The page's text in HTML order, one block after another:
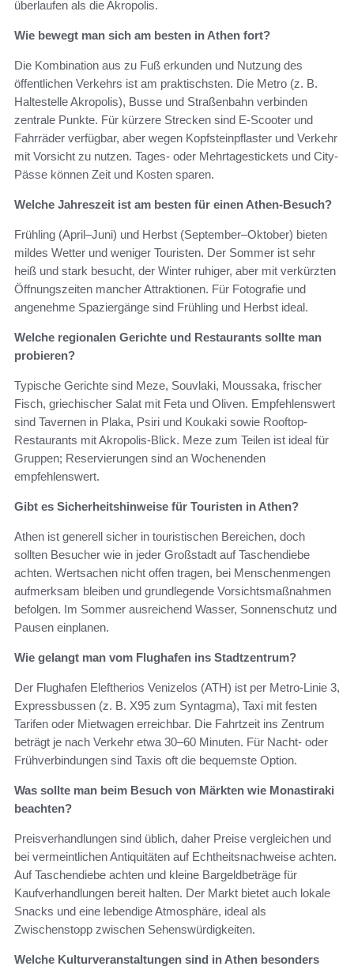
überlaufen als die Akropolis.
Wie bewegt man sich am besten in Athen fort?
Die Kombination aus zu Fuß erkunden und Nutzung des
öffentlichen Verkehrs ist am praktischsten. Die Metro (z. B.
Haltestelle Akropolis), Busse und Straßenbahn verbinden
zentrale Punkte. Für kürzere Strecken sind E-Scooter und
Fahrräder verfügbar, aber wegen Kopfsteinpflaster und Verkehr
mit Vorsicht zu nutzen. Tages- oder Mehrtagestickets und City-
Pässe können Zeit und Kosten sparen.
Welche Jahreszeit ist am besten für einen Athen-Besuch?
Frühling (April–Juni) und Herbst (September–Oktober) bieten
mildes Wetter und weniger Touristen. Der Sommer ist sehr
heiß und stark besucht, der Winter ruhiger, aber mit verkürzten
Öffnungszeiten mancher Attraktionen. Für Fotografie und
angenehme Spaziergänge sind Frühling und Herbst ideal.
Welche regionalen Gerichte und Restaurants sollte man
probieren?
Typische Gerichte sind Meze, Souvlaki, Moussaka, frischer
Fisch, griechischer Salat mit Feta und Oliven. Empfehlenswert
sind Tavernen in Plaka, Psiri und Koukaki sowie Rooftop-
Restaurants mit Akropolis-Blick. Meze zum Teilen ist ideal für
Gruppen; Reservierungen sind an Wochenenden
empfehlenswert.
Gibt es Sicherheitshinweise für Touristen in Athen?
Athen ist generell sicher in touristischen Bereichen, doch
sollten Besucher wie in jeder Großstadt auf Taschendiebe
achten. Wertsachen nicht offen tragen, bei Menschenmengen
aufmerksam bleiben und grundlegende Vorsichtsmaßnahmen
befolgen. Im Sommer ausreichend Wasser, Sonnenschutz und
Pausen einplanen.
Wie gelangt man vom Flughafen ins Stadtzentrum?
Der Flughafen Eleftherios Venizelos (ATH) ist per Metro-Linie 3,
Expressbussen (z. B. X95 zum Syntagma), Taxi mit festen
Tarifen oder Mietwagen erreichbar. Die Fahrtzeit ins Zentrum
beträgt je nach Verkehr etwa 30–60 Minuten. Für Nacht- oder
Frühverbindungen sind Taxis oft die bequemste Option.
Was sollte man beim Besuch von Märkten wie Monastiraki
beachten?
Preisverhandlungen sind üblich, daher Preise vergleichen und
bei vermeintlichen Antiquitäten auf Echtheitsnachweise achten.
Auf Taschendiebe achten und kleine Bargeldbeträge für
Kaufverhandlungen bereit halten. Der Markt bietet auch lokale
Snacks und eine lebendige Atmosphäre, ideal als
Zwischenstopp zwischen Sehenswürdigkeiten.
Welche Kulturveranstaltungen sind in Athen besonders